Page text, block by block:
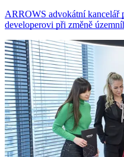
ARROWS advokátní kancelář
developerovi při změně